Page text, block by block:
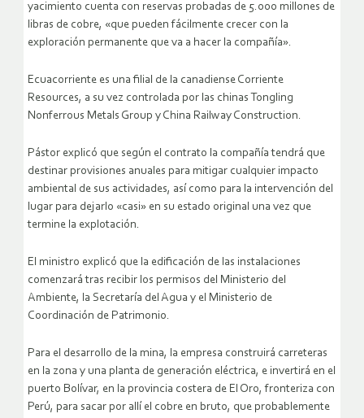
yacimiento cuenta con reservas probadas de 5.000 millones de
libras de cobre, «que pueden fácilmente crecer con la
exploración permanente que va a hacer la compañía».
Ecuacorriente es una filial de la canadiense Corriente
Resources, a su vez controlada por las chinas Tongling
Nonferrous Metals Group y China Railway Construction.
Pástor explicó que según el contrato la compañía tendrá que
destinar provisiones anuales para mitigar cualquier impacto
ambiental de sus actividades, así como para la intervención del
lugar para dejarlo «casi» en su estado original una vez que
termine la explotación.
El ministro explicó que la edificación de las instalaciones
comenzará tras recibir los permisos del Ministerio del
Ambiente, la Secretaría del Agua y el Ministerio de
Coordinación de Patrimonio.
Para el desarrollo de la mina, la empresa construirá carreteras
en la zona y una planta de generación eléctrica, e invertirá en el
puerto Bolívar, en la provincia costera de El Oro, fronteriza con
Perú, para sacar por allí el cobre en bruto, que probablemente